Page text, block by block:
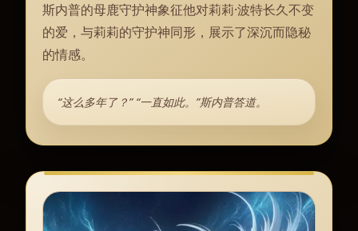
斯内普的母鹿守护神象征他对莉莉·波特长久不变
的爱，与莉莉的守护神同形，展示了深沉而隐秘
的情感。
“这么多年了？” “一直如此。”斯内普答道。